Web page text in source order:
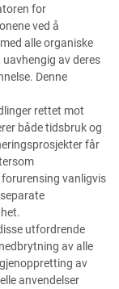
for
ved å
alle organiske
av deres
Denne
rettet mot
både tidsbruk og
får
vanligvis
utfordrende
av alle
av
anvendelser